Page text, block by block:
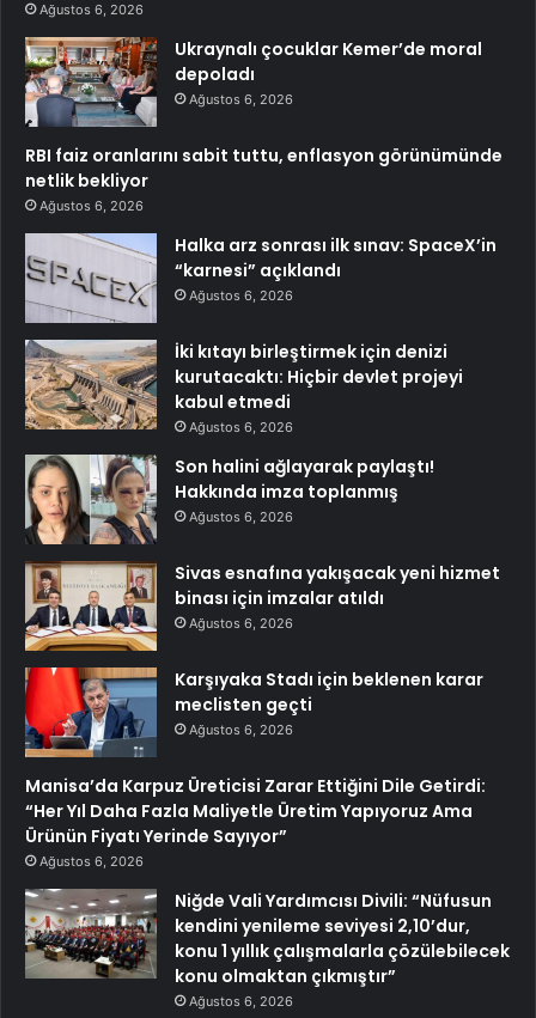
Ağustos 6, 2026
Ukraynalı çocuklar Kemer’de moral
depoladı
Ağustos 6, 2026
RBI faiz oranlarını sabit tuttu, enflasyon görünümünde
netlik bekliyor
Ağustos 6, 2026
Halka arz sonrası ilk sınav: SpaceX’in
“karnesi” açıklandı
Ağustos 6, 2026
İki kıtayı birleştirmek için denizi
kurutacaktı: Hiçbir devlet projeyi
kabul etmedi
Ağustos 6, 2026
Son halini ağlayarak paylaştı!
Hakkında imza toplanmış
Ağustos 6, 2026
Sivas esnafına yakışacak yeni hizmet
binası için imzalar atıldı
Ağustos 6, 2026
Karşıyaka Stadı için beklenen karar
meclisten geçti
Ağustos 6, 2026
Manisa’da Karpuz Üreticisi Zarar Ettiğini Dile Getirdi:
“Her Yıl Daha Fazla Maliyetle Üretim Yapıyoruz Ama
Ürünün Fiyatı Yerinde Sayıyor”
Ağustos 6, 2026
Niğde Vali Yardımcısı Divili: “Nüfusun
kendini yenileme seviyesi 2,10’dur,
konu 1 yıllık çalışmalarla çözülebilecek
konu olmaktan çıkmıştır”
Ağustos 6, 2026